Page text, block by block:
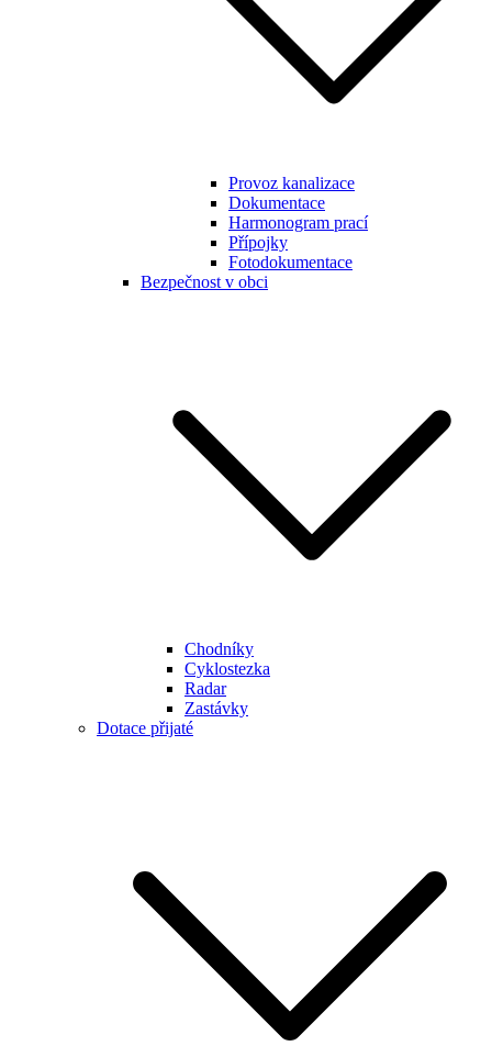
Provoz kanalizace
Dokumentace
Harmonogram prací
Přípojky
Fotodokumentace
Bezpečnost v obci
Chodníky
Cyklostezka
Radar
Zastávky
Dotace přijaté